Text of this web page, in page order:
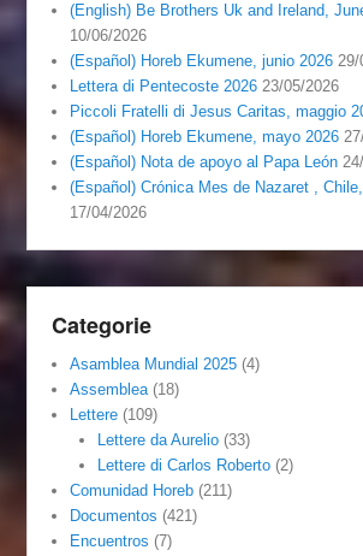
(English) Be Brothers Uk and Ireland,
10/06/2026
(Español) Horeb Ekumene, junio 2026 29/
Lettera di Pentecoste 2026 23/05/2026
Piccoli Fratelli di Jesus Caritas, maggio
(Español) Horeb Ekumene, mayo 2026
(Español) Nota de apoyo al Papa León
(Español) Crónica Mes de Nazaret ,
17/04/2026
Categorie
Asamblea Mundial 2025 (4)
Assemblea(18)
Lettere (109)
Lettere da Aurelio(33)
Lettere di Carlos Roberto(2)
Comunidad Horeb (211)
Documentos (421)
Encuentros (7)